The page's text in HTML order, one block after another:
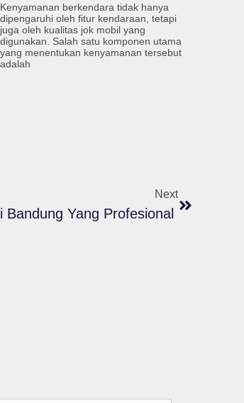
Kenyamanan berkendara tidak hanya
dipengaruhi oleh fitur kendaraan, tetapi
juga oleh kualitas jok mobil yang
digunakan. Salah satu komponen utama
yang menentukan kenyamanan tersebut
adalah
Next
Yang Profesional